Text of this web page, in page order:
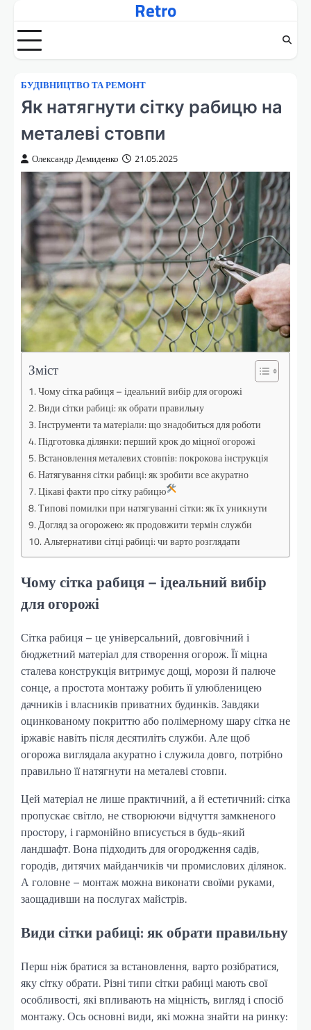
вмісту
Retro
БУДІВНИЦТВО ТА РЕМОНТ
Як натягнути сітку рабицю на
металеві стовпи
Олександр Демиденко 21.05.2025
Зміст
Чому сітка рабиця – ідеальний вибір для огорожі
Види сітки рабиці: як обрати правильну
Інструменти та матеріали: що знадобиться для роботи
Підготовка ділянки: перший крок до міцної огорожі
Встановлення металевих стовпів: покрокова інструкція
Натягування сітки рабиці: як зробити все акуратно
Цікаві факти про сітку рабицю
Типові помилки при натягуванні сітки: як їх уникнути
Догляд за огорожею: як продовжити термін служби
Альтернативи сітці рабиці: чи варто розглядати
Чому сітка рабиця – ідеальний вибір
для огорожі
Сітка рабиця – це універсальний, довговічний і
бюджетний матеріал для створення огорож. Її міцна
сталева конструкція витримує дощі, морози й палюче
сонце, а простота монтажу робить її улюбленицею
дачників і власників приватних будинків. Завдяки
оцинкованому покриттю або полімерному шару сітка не
іржавіє навіть після десятиліть служби. Але щоб
огорожа виглядала акуратно і служила довго, потрібно
правильно її натягнути на металеві стовпи.
Цей матеріал не лише практичний, а й естетичний: сітка
пропускає світло, не створюючи відчуття замкненого
простору, і гармонійно вписується в будь-який
ландшафт. Вона підходить для огородження садів,
городів, дитячих майданчиків чи промислових ділянок.
А головне – монтаж можна виконати своїми руками,
заощадивши на послугах майстрів.
Види сітки рабиці: як обрати правильну
Перш ніж братися за встановлення, варто розібратися,
яку сітку обрати. Різні типи сітки рабиці мають свої
особливості, які впливають на міцність, вигляд і спосіб
монтажу. Ось основні види, які можна знайти на ринку: